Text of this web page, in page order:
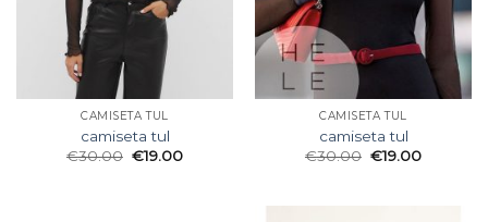
CAMISETA TUL
camiseta tul
€30.00 €19.00
CAMISETA TUL
camiseta tul
€30.00 €19.00